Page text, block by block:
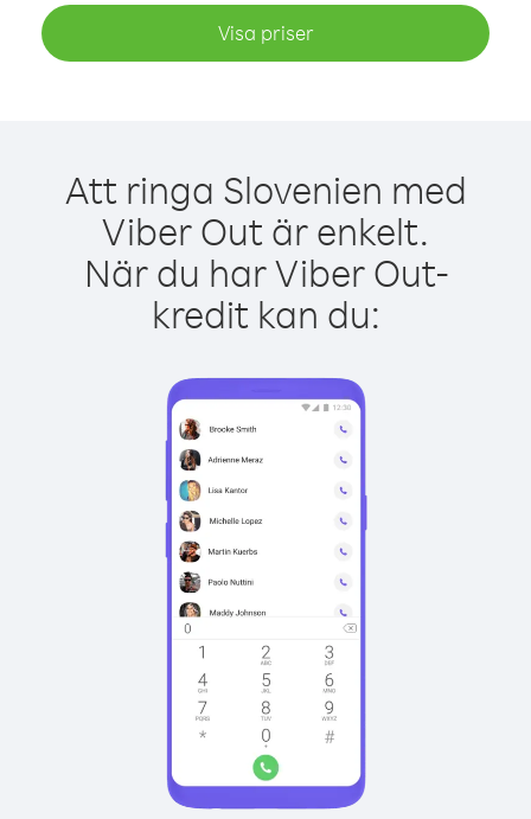
Visa priser
Att ringa Slovenien med
Viber Out är enkelt.
När du har Viber Out-
kredit kan du: